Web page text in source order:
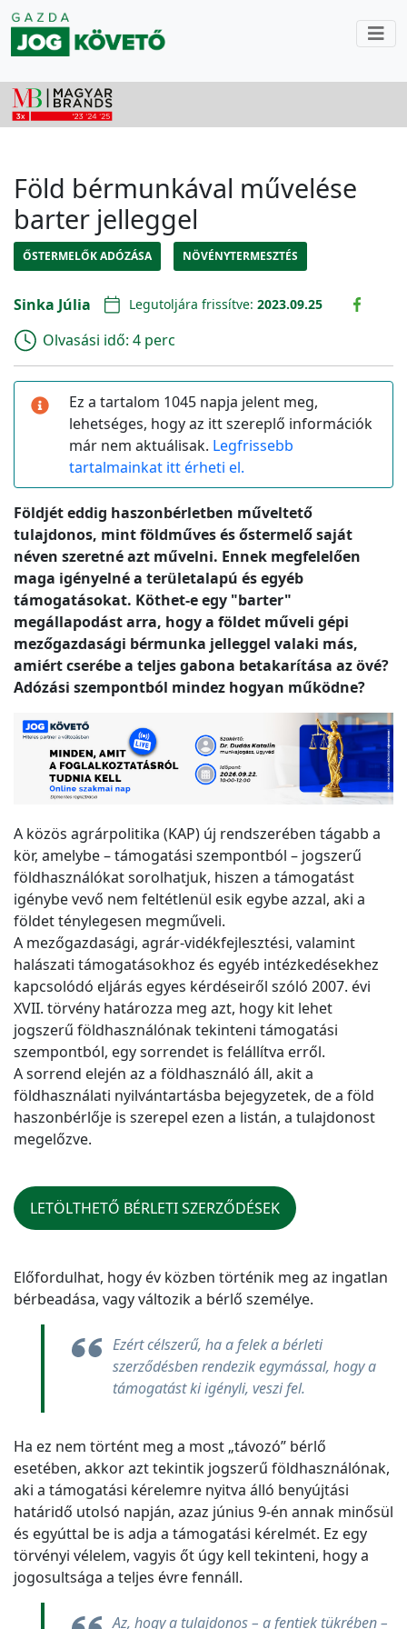
Föld bérmunkával művelése
barter jelleggel
ŐSTERMELŐK ADÓZÁSA NÖVÉNYTERMESZTÉS
Sinka Júlia Legutoljára frissítve: 2023.09.25
Olvasási idő: 4 perc
Ez a tartalom 1045 napja jelent meg,
lehetséges, hogy az itt szereplő információk
már nem aktuálisak. Legfrissebb
tartalmainkat itt érheti el.
Földjét eddig haszonbérletben műveltető
tulajdonos, mint földműves és őstermelő saját
néven szeretné azt művelni. Ennek megfelelően
maga igényelné a területalapú és egyéb
támogatásokat. Köthet-e egy "barter"
megállapodást arra, hogy a földet műveli gépi
mezőgazdasági bérmunka jelleggel valaki más,
amiért cserébe a teljes gabona betakarítása az övé?
Adózási szempontból mindez hogyan működne?
A közös agrárpolitika (KAP) új rendszerében tágabb a
kör, amelybe – támogatási szempontból – jogszerű
földhasználókat sorolhatjuk, hiszen a támogatást
igénybe vevő nem feltétlenül esik egybe azzal, aki a
földet ténylegesen megműveli.
A mezőgazdasági, agrár-vidékfejlesztési, valamint
halászati támogatásokhoz és egyéb intézkedésekhez
kapcsolódó eljárás egyes kérdéseiről szóló 2007. évi
XVII. törvény határozza meg azt, hogy kit lehet
jogszerű földhasználónak tekinteni támogatási
szempontból, egy sorrendet is felállítva erről.
A sorrend elején az a földhasználó áll, akit a
földhasználati nyilvántartásba bejegyzetek, de a föld
haszonbérlője is szerepel ezen a listán, a tulajdonost
megelőzve.
LETÖLTHETŐ BÉRLETI SZERZŐDÉSEK
Előfordulhat, hogy év közben történik meg az ingatlan
bérbeadása, vagy változik a bérlő személye.
Ezért célszerű, ha a felek a bérleti
szerződésben rendezik egymással, hogy a
támogatást ki igényli, veszi fel.
Ha ez nem történt meg a most „távozó” bérlő
esetében, akkor azt tekintik jogszerű földhasználónak,
aki a támogatási kérelemre nyitva álló benyújtási
határidő utolsó napján, azaz június 9-én annak minősül
és egyúttal be is adja a támogatási kérelmét. Ez egy
törvényi vélelem, vagyis őt úgy kell tekinteni, hogy a
jogosultsága a teljes évre fennáll.
Az, hogy a tulajdonos – a fentiek tükrében –